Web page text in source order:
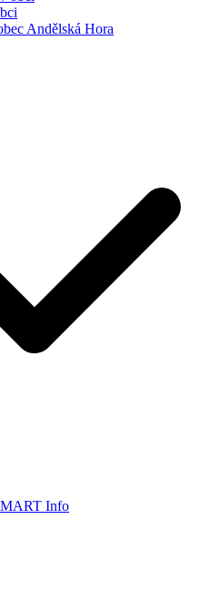
Andělská Hora
Info